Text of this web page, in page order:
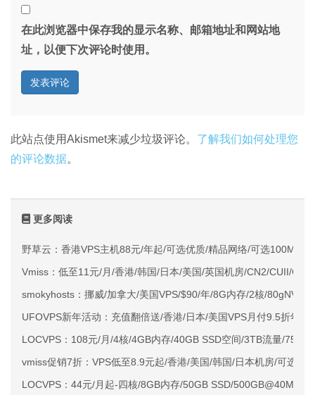
在此浏览器中保存我的显示名称、邮箱地址和网站地
址，以便下次评论时使用。
此站点使用Akismet来减少垃圾评论。 了解我们如何处理您
的评论数据。
更多阅读
野草云：香港VPS主机88元/年起/可选优质/精品网络/可选100M不
Vmiss：低至11元/月/香港/韩国/日本/美国/英国机房/CN2/CUII/
smokyhosts：挪威/加拿大/美国VPS/$90/年/8G内存/2核/
UFOVPS新年活动：充值翻倍送/香港/日本/美国VPS月付9.5折年
LOCVPS：108元/月/4核/4GB内存/40GB SSD空间/3TB流量/
vmiss促销7折：VPS低至8.9元起/香港/美国/韩国/日本机房/可选
LOCVPS：44元/月起-四核/8GB内存/50GB SSD/